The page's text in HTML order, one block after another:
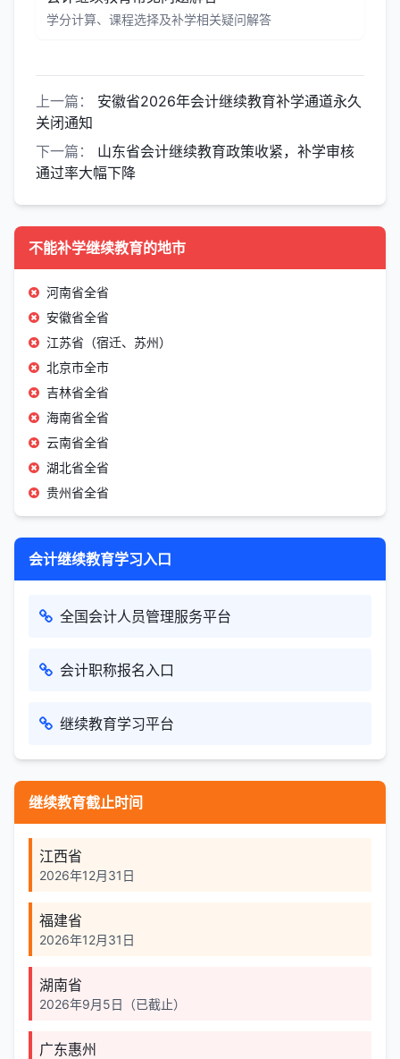
学分计算、课程选择及补学相关疑问解答
上一篇：
安徽省2026年会计继续教育补学通道永久
关闭通知
下一篇：
山东省会计继续教育政策收紧，补学审核
通过率大幅下降
不能补学继续教育的地市
河南省全省
安徽省全省
江苏省（宿迁、苏州）
北京市全市
吉林省全省
海南省全省
云南省全省
湖北省全省
贵州省全省
会计继续教育学习入口
全国会计人员管理服务平台
会计职称报名入口
继续教育学习平台
继续教育截止时间
江西省
2026年12月31日
福建省
2026年12月31日
湖南省
2026年9月5日（已截止）
广东惠州